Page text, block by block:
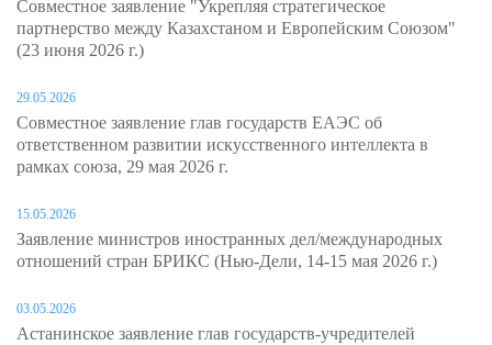
Совместное заявление "Укрепляя стратегическое
партнерство между Казахстаном и Европейским Союзом"
(23 июня 2026 г.)
29.05.2026
Совместное заявление глав государств ЕАЭС об
ответственном развитии искусственного интеллекта в
рамках союза, 29 мая 2026 г.
15.05.2026
Заявление министров иностранных дел/международных
отношений стран БРИКС (Нью-Дели, 14-15 мая 2026 г.)
03.05.2026
Астанинское заявление глав государств-учредителей